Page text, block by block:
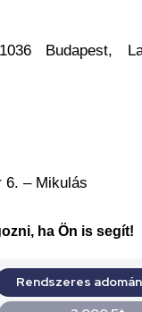
Budapest,
6. – Mikulás
ha Ön is segít!